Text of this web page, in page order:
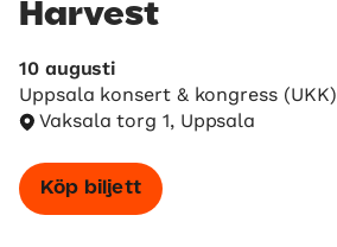
Harvest
10 augusti
Uppsala konsert & kongress (UKK)
Vaksala torg 1, Uppsala
Köp biljett